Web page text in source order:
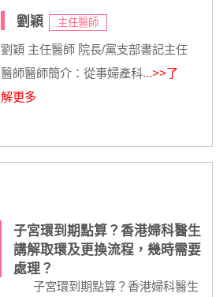
劉穎 主任醫師
劉穎 主任醫師 院長/黨支部書記主任
醫師醫師簡介：從事婦產科...>>了
解更多
子宮環到期點算？香港婦科醫生
講解取環及更換流程，幾時需要
處理？
子宮環到期點算？香港婦科醫生